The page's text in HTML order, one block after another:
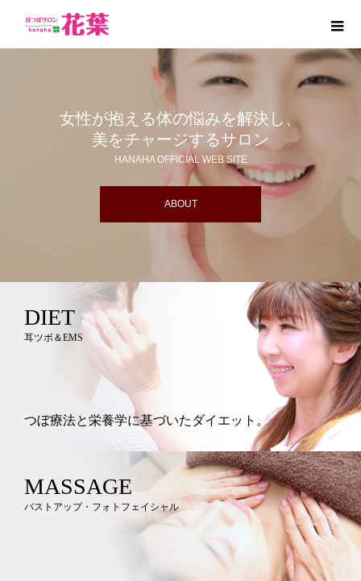
女性が抱える体の悩みを解決し、
美をチャージするサロン
HANAHA OFFICIAL WEB SITE
ABOUT
DIET
耳ツボ＆EMS
つぼ療法と栄養学に基づいたダイエット。
MASSAGE
バストアップ・フォトフェイシャル